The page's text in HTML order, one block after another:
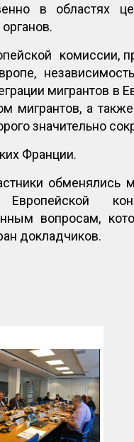
в областях
комиссии,
мигрантов в
мигрантов, а
значительно
Франции.
обменялись
Европейской
вопросам,
докладчиков.